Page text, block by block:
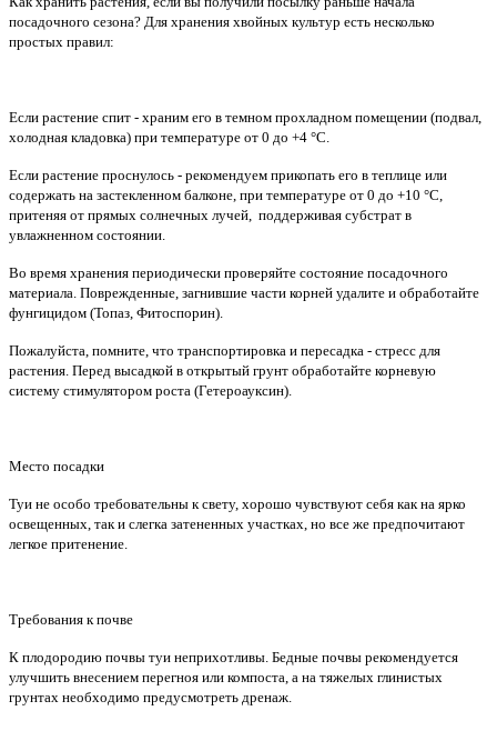
посадочного сезона? Для хранения хвойных культур есть несколько
простых правил:
Если растение спит - храним его в темном прохладном помещении (подвал,
холодная кладовка) при температуре от 0 до +4 °С.
Если растение проснулось - рекомендуем прикопать его в теплице или
содержать на застекленном балконе, при температуре от 0 до +10 °С,
притеняя от прямых солнечных лучей, поддерживая субстрат в
увлажненном состоянии.
Во время хранения периодически проверяйте состояние посадочного
материала. Поврежденные, загнившие части корней удалите и обработайте
фунгицидом (Топаз, Фитоспорин).
Пожалуйста, помните, что транспортировка и пересадка - стресс для
растения. Перед высадкой в открытый грунт обработайте корневую
систему стимулятором роста (Гетероауксин).
Место посадки
Туи не особо требовательны к свету, хорошо чувствуют себя как на ярко
освещенных, так и слегка затененных участках, но все же предпочитают
легкое притенение.
Требования к почве
К плодородию почвы туи неприхотливы. Бедные почвы рекомендуется
улучшить внесением перегноя или компоста, а на тяжелых глинистых
грунтах необходимо предусмотреть дренаж.